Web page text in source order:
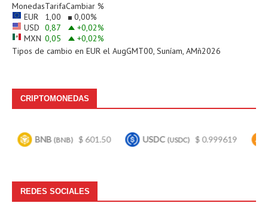
MonedasTarifaCambiar %
EUR
1,00 0,00%
USD 0,87 +0,02%
MXN 0,05 +0,02%
Tipos de cambio en EUR el AugGMT00, Suníam, AMñ2026
CRIPTOMONEDAS
BNB (BNB) $ 601.50 USDC(USDC) $ 0.999619
REDES SOCIALES